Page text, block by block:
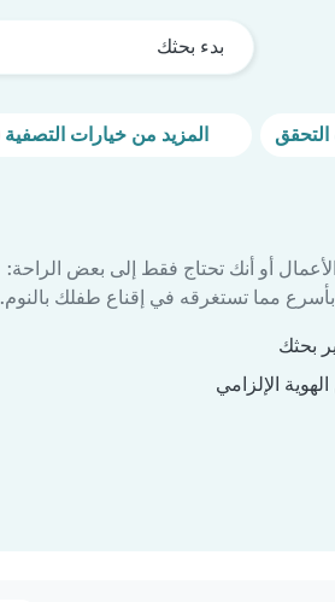
بدء بحثك
المزيد من خيارات التصفية
أو أنك تحتاج فقط إلى بعض الراحة:
مما تستغرقه في إقناع طفلك بالنوم.
الإلزامي